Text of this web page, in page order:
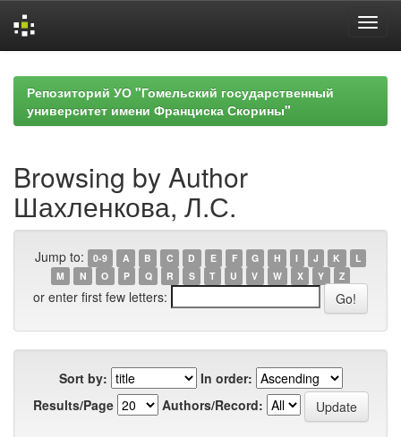
navigationРепозиторий УО "Гомельский государственный
университет имени Франциска Скорины"
Browsing by Author
Шахленкова, Л.С.
Jump to: 0-9 A B C D E F G H I J K
L
M
N O P Q R S T U V W X Y Z
or enter first few letters:
Sort by:
In order:
Results/Page
Authors/Record: